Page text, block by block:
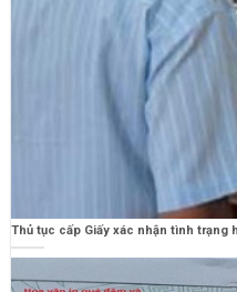
Thủ tục cấp Giấy xác nhận tình trạng